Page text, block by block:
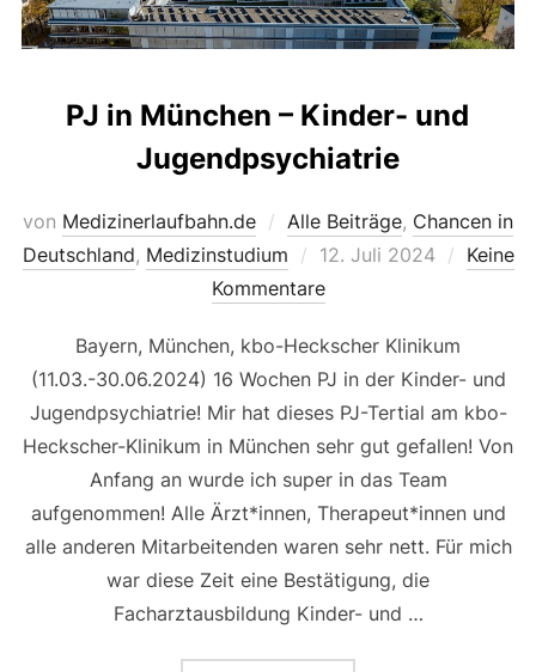
PJ in München – Kinder- und
Jugendpsychiatrie
von Medizinerlaufbahn.de Alle Beiträge, Chancen in
Deutschland, Medizinstudium
Veröffentlicht
am
12. Juli 2024
Keine
Kommentare
Bayern, München, kbo-Heckscher Klinikum
(11.03.-30.06.2024) 16 Wochen PJ in der Kinder- und
Jugendpsychiatrie! Mir hat dieses PJ-Tertial am kbo-
Heckscher-Klinikum in München sehr gut gefallen! Von
Anfang an wurde ich super in das Team
aufgenommen! Alle Ärzt*innen, Therapeut*innen und
alle anderen Mitarbeitenden waren sehr nett. Für mich
war diese Zeit eine Bestätigung, die
Facharztausbildung Kinder- und …